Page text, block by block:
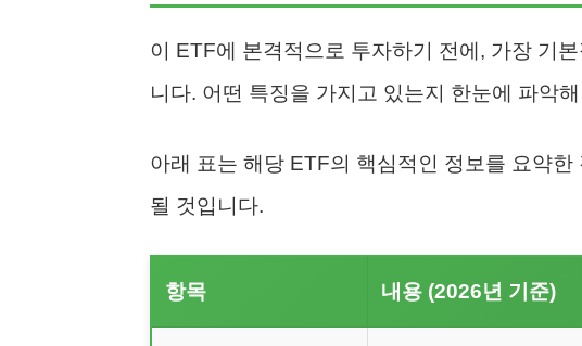
이 ETF에 본격적으로 투자하기 전에, 가장 기
니다. 어떤 특징을 가지고 있는지 한눈에 파악
아래 표는 해당 ETF의 핵심적인 정보를 요약한
될 것입니다.
항목 내용 (2026년 기준)